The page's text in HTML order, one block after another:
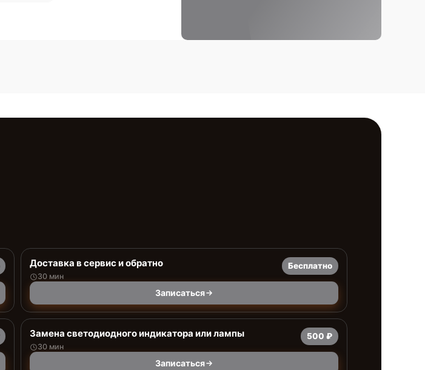
Доставка в сервис и обратно
30 мин
Бесплатно
Записаться
Заменa светодиодного индикатора или лампы
30 мин
500 ₽
Записаться